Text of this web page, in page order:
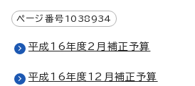
ページ番号 1038934
平成16年度2月補正予算
平成16年度12月補正予算